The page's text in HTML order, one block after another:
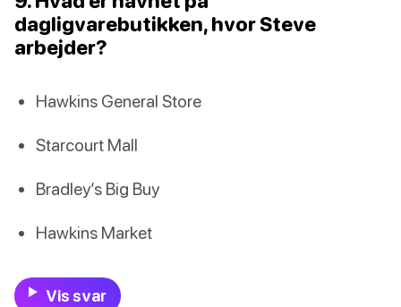
dagligvarebutikken, hvor Steve
arbejder?
Hawkins General Store
Starcourt Mall
Bradley’s Big Buy
Hawkins Market
Vis svar